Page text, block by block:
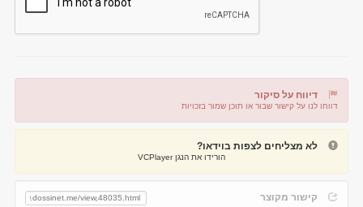
דיווח על סיקור
דווחו לנו על קישור שבור או תוכן שמור בזכויות
דיווח על קישור שבור
לא מצליחים לצפות בוידאו?
הורידו את הנגן VCPlayer
קישור מקוצר